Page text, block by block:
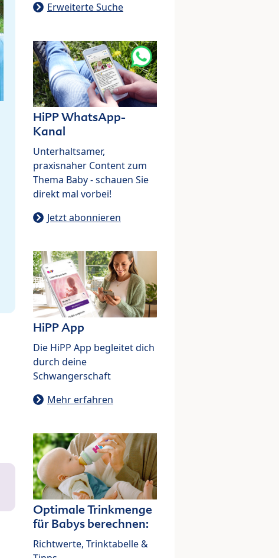
Erweiterte Suche
HiPP WhatsApp-
Kanal
Unterhaltsamer,
praxisnaher Content zum
Thema Baby - schauen Sie
direkt mal vorbei!
Jetzt abonnieren
HiPP App
Die HiPP App begleitet dich
durch deine
Schwangerschaft
Mehr erfahren
Optimale Trinkmenge
für Babys berechnen:
Richtwerte, Trinktabelle &